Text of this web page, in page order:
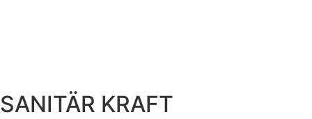
SANITÄR KRAFT